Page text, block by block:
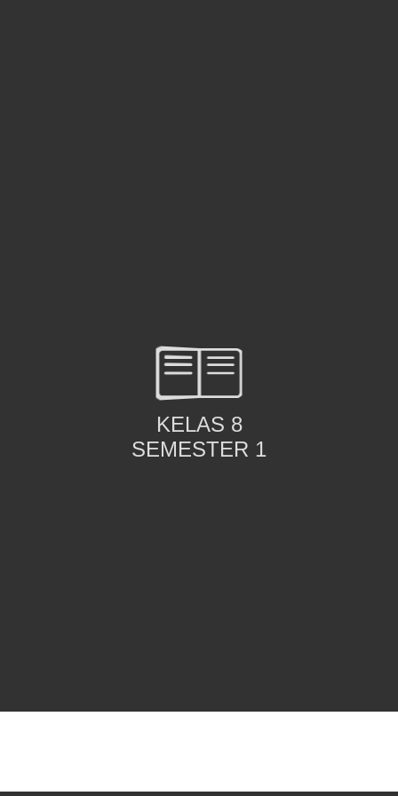
KELAS 8
SEMESTER 1